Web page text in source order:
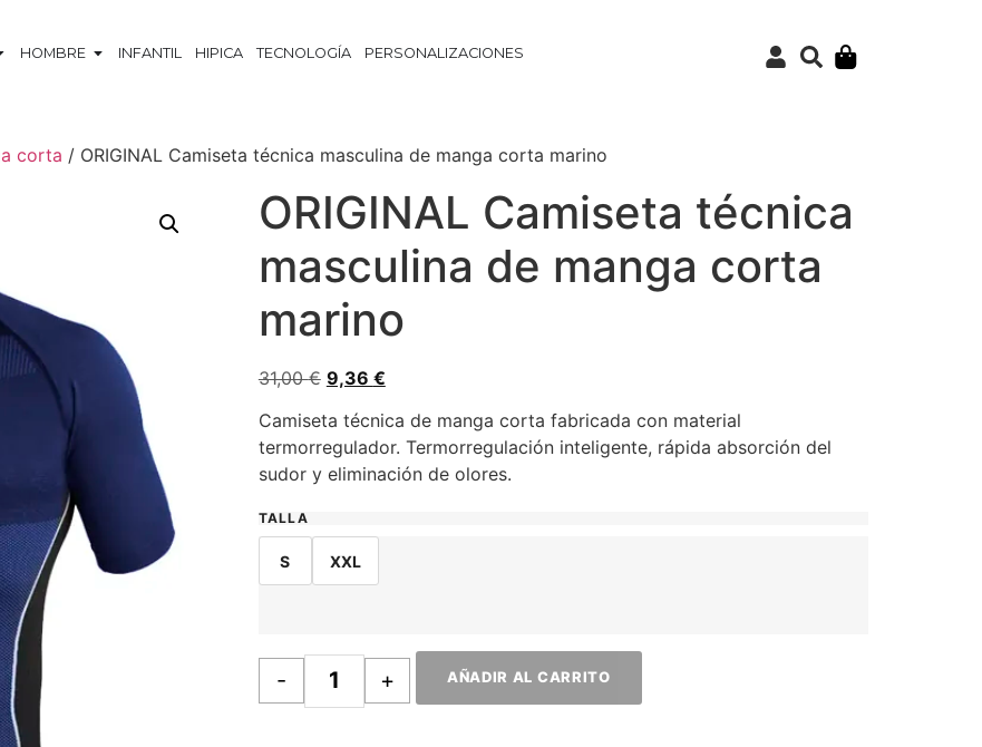
HOMBRE INFANTIL HIPICA TECNOLOGÍA PERSONALIZACIONES
corta / ORIGINAL Camiseta técnica masculina de manga corta marino
ORIGINAL Camiseta técnica
masculina de manga corta
marino
31,00€ 9,36 €
Camiseta técnica de manga corta fabricada con material
termorregulador. Termorregulación inteligente, rápida absorción del
sudor y eliminación de olores.
TALLA
S XXL
- + AÑADIR AL CARRITO